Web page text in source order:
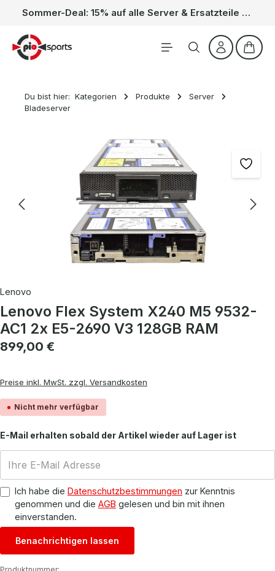
Zum Hauptinhalt springen Sommer-Deal: 15% auf alle Server & Ersatzteile – Kein Code nötig, der Rabatt wird automatisch im Warenkorb abgezogen. Gültig vom 01.06. bis 31.08.
Du bist hier: Kategorien Produkte
Server
Bladeserver
Bildergalerie überspringen
Lenovo
Lenovo Flex System X240 M5 9532-
AC1 2x E5-2690 V3 128GB RAM
Regulärer Preis:
899,00 €
Preise inkl. MwSt. zzgl. Versandkosten
Nicht mehr verfügbar
E-Mail erhalten sobald der Artikel wieder auf Lager ist
Ich habe die Datenschutzbestimmungen zur Kenntnis
genommen und die AGB gelesen und bin mit ihnen
einverstanden.
Benachrichtigen lassen